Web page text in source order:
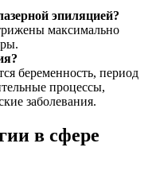
эпиляцией?
максимально
беременность, период
процессы,
заболевания.
в сфере